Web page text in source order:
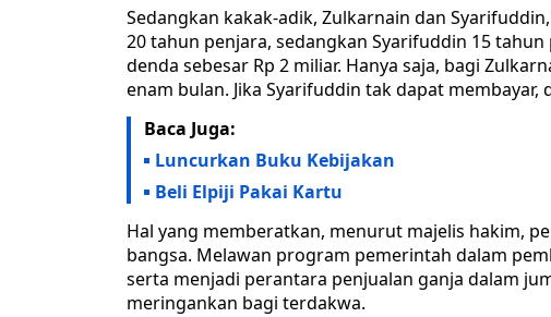
Sedangkan kakak-adik, Zulkarnain dan
20 tahun penjara, sedangkan Syarifuddin 15
denda sebesar Rp 2 miliar. Hanya saja, bagi
enam bulan. Jika Syarifuddin tak dapat
Baca Juga:
Luncurkan Buku Kebijakan
Beli Elpiji Pakai Kartu
Hal yang memberatkan, menurut majelis hakim,
bangsa. Melawan program pemerintah dalam
serta menjadi perantara penjualan ganja dalam
meringankan bagi terdakwa.